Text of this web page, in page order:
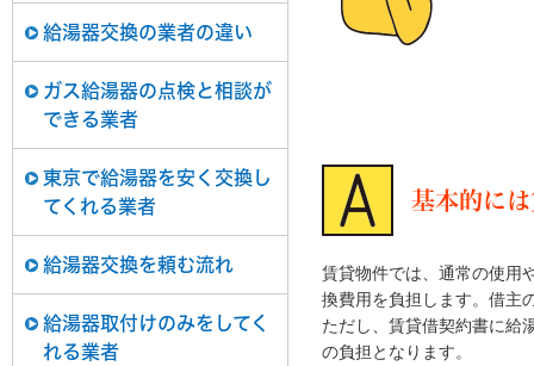
給湯器交換の業者の違い
ガス給湯器の点検と相談が
できる業者
東京で給湯器を安く交換し
てくれる業者
給湯器交換を頼む流れ
給湯器取付けのみをしてく
れる業者
基本的に
賃貸物件では、通常の使用
換費用を負担します。借主
ただし、賃貸借契約書に給
の負担となります。